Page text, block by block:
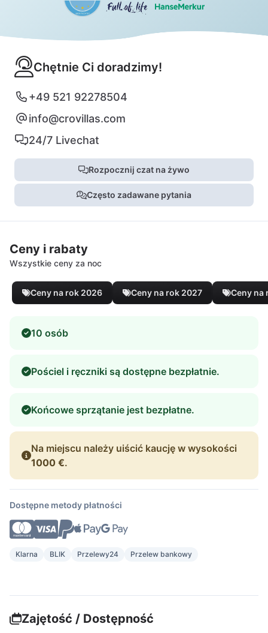
Chętnie Ci doradzimy!
+49 521 92278504
info@crovillas.com
24/7 Livechat
Rozpocznij czat na żywo
Często zadawane pytania
Ceny i rabaty
Wszystkie ceny za noc
Ceny na rok 2026 Ceny na rok 2027 Ceny na
10 osób
Pościel i ręczniki są dostępne bezpłatnie.
Końcowe sprzątanie jest bezpłatne.
Na miejscu należy uiścić kaucję w wysokości
1000 €.
Dostępne metody płatności
Klarna BLIK Przelewy24 Przelew bankowy
Zajętość / Dostępność